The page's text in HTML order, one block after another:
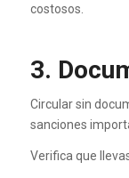
costosos.
3.
Circular sin
sanciones
Verifica que